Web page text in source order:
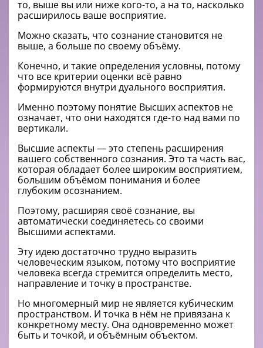
то, выше вы или ниже кого-то, а на то, насколько
расширилось ваше восприятие.
Можно сказать, что сознание становится не
выше, а больше по своему объёму.
Конечно, и такие определения условны, потому
что все критерии оценки всё равно
формируются внутри дуального восприятия.
Именно поэтому понятие Высших аспектов не
означает, что они находятся где-то над вами по
вертикали.
Высшие аспекты — это степень расширения
вашего собственного сознания. Это та часть вас,
которая обладает более широким восприятием,
большим объёмом понимания и более
глубоким осознанием.
Поэтому, расширяя своё сознание, вы
автоматически соединяетесь со своими
Высшими аспектами.
Эту идею достаточно трудно выразить
человеческим языком, потому что восприятие
человека всегда стремится определить место,
направление и точку в пространстве.
Но многомерный мир не является кубическим
пространством. И точка в нём не привязана к
конкретному месту. Она одновременно может
быть и точкой, и объёмным объектом.